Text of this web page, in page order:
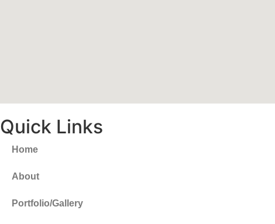
Quick Links
Home
About
Portfolio/Gallery